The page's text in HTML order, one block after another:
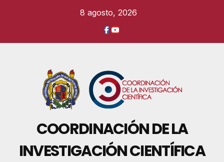
8 agosto, 2026
COORDINACIÓN DE LA
INVESTIGACIÓN CIENTÍFICA